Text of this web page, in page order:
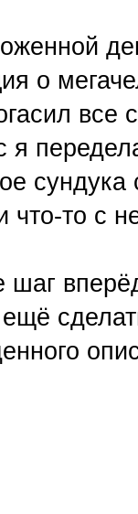
о
все
что-то с
шаг